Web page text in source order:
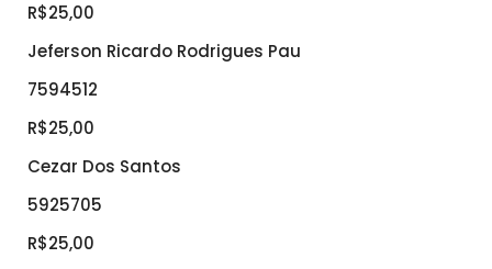
R$25,00
Jeferson Ricardo Rodrigues Pau
7594512
R$25,00
Cezar Dos Santos
5925705
R$25,00